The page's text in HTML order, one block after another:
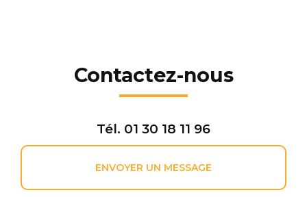
Contactez-nous
Tél. 01 30 18 11 96
ENVOYER UN MESSAGE